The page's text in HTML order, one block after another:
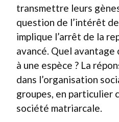
transmettre leurs
question de l’intérêt
implique l’arrêt de la
avancé. Quel
à une espèce ? La
dans l’organisation
groupes, en particulier
société matriarcale.